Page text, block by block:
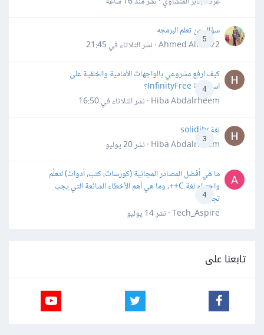
5
سؤال عن تعلم البرمجه
Ahmed Alhafiz2 · نشر
الثلاثاء في 21:45
4
كيف ارفع مشروعي بالواجهات الأمامية والخلفية على
استضافة InfinityFree؟
Hiba Abdalrheem · نشر
الثلاثاء في 16:50
3
لغة solidity
Hiba Abdalrheem · نشر
20 يوليو
4
ما هي أفضل المصادر المجانية (كورسات، كتب، أدوات) لتعلّم
واحترام لغة C++، وما هي أهم الأخطاء الشائعة التي يجب
تجنبها؟
Tech_Aspire · نشر
14 يوليو
تابعنا على